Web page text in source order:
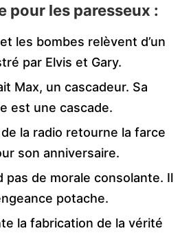
pour les paresseux :
les bombes relèvent d’un
par Elvis et Gary.
Max, un cascadeur. Sa
est une cascade.
de la radio retourne la farce
son anniversaire.
pas de morale consolante. Il
potache.
la fabrication de la vérité